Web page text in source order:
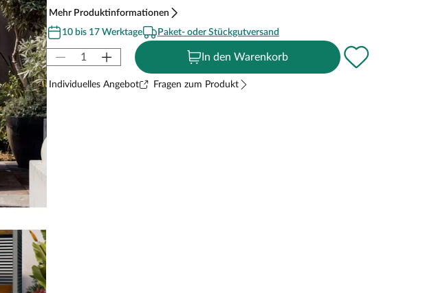
Mehr Produktinformationen
10 bis 17 Werktage
Paket- oder Stückgutversand
In den Warenkorb
Individuelles Angebot Fragen zum Produkt